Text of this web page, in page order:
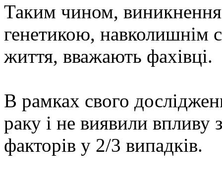
Таким чином,
генетикою, навколишнім
життя, вважають фахівці.
В рамках свого
раку і не виявили впливу
факторів у 2/3 випадків.